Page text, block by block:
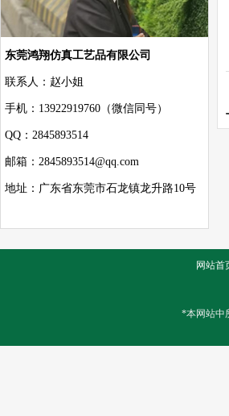
东莞鸿翔仿真工艺品有限公司
联系人：赵小姐
手机：13922919760（微信同号）
QQ：2845893514
邮箱：2845893514@qq.com
地址：广东省东莞市石龙镇龙升路10号
网站首
*本网站中